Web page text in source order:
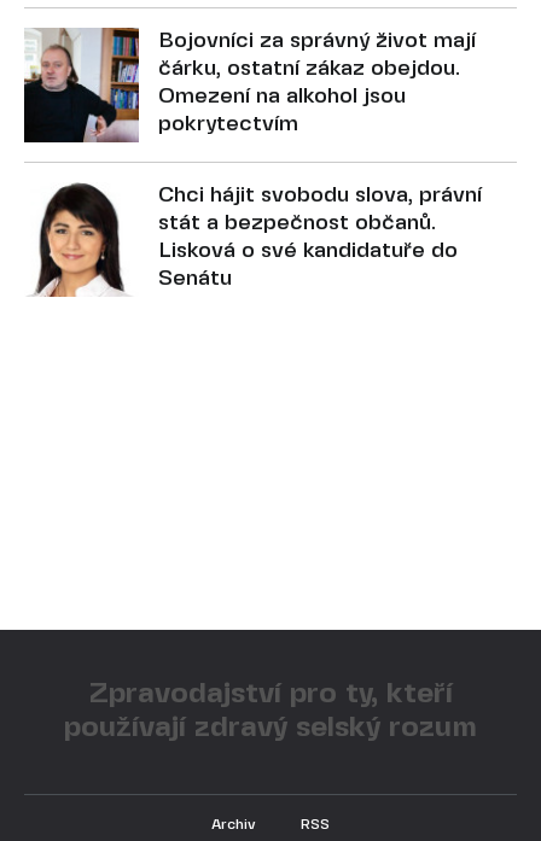
Bojovníci za správný život mají
čárku, ostatní zákaz obejdou.
Omezení na alkohol jsou
pokrytectvím
Chci hájit svobodu slova, právní
stát a bezpečnost občanů.
Lisková o své kandidatuře do
Senátu
Zpravodajství pro ty, kteří
používají zdravý selský rozum
Archiv RSS